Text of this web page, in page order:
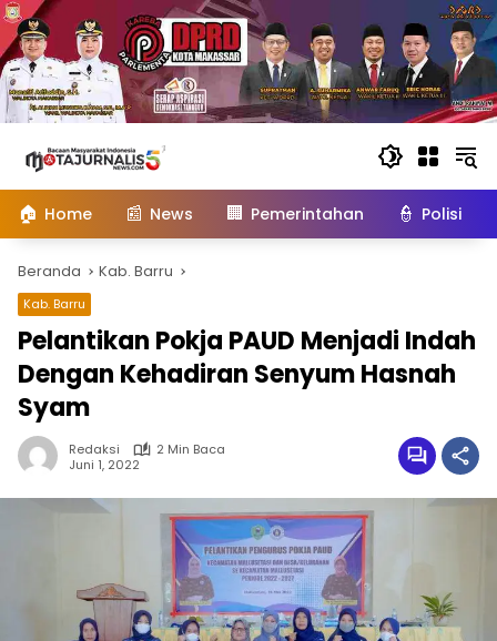
konten
🏠 Home 📰 News 🏢 Pemerintahan 👮 Polisi
Beranda Kab. Barru
Kab. Barru
Pelantikan Pokja PAUD Menjadi Indah
Dengan Kehadiran Senyum Hasnah
Syam
Redaksi
2 Min Baca
Juni 1, 2022